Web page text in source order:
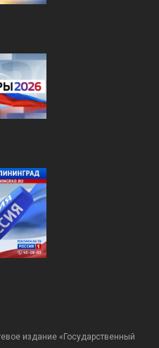
издание «Государственный